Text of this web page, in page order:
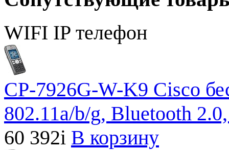
WIFI IP телефон
CP-7926G-W-K9 Cisco
802.11a/b/g, Bluetooth
60 392i В корзину